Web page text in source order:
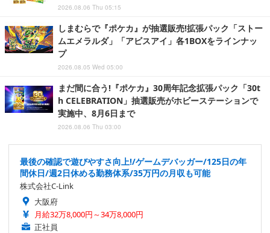
2026.08.06 Thu 05:15
しまむらで『ポケカ』が抽選販売!拡張パック「ストー
ムエメラルダ」「アビスアイ」各1BOXをラインナッ
プ
2026.08.05 Wed 05:00
まだ間に合う!『ポケカ』30周年記念拡張パック「30t
h CELEBRATION」抽選販売がホビーステーションで
実施中、8月6日まで
2026.08.06 Thu 03:00
最後の確認で遊びやすさ向上!/ゲームデバッガー/125日の年
間休日/週2日休める勤務体系/35万円の月収も可能
株式会社C-Link
大阪府
月給32万8,000円～34万8,000円
正社員